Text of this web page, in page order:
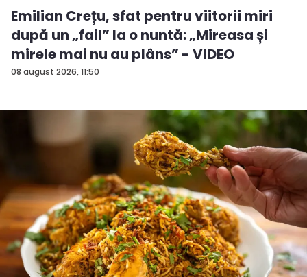
08 august 2026, 11:50
Emilian Crețu, sfat pentru viitorii miri
după un „fail” la o nuntă: „Mireasa și
mirele mai nu au plâns” - VIDEO